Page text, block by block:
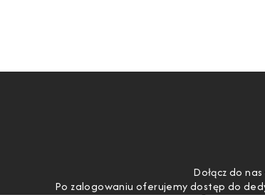
Dołącz do
Po zalogowaniu oferujemy dostęp do